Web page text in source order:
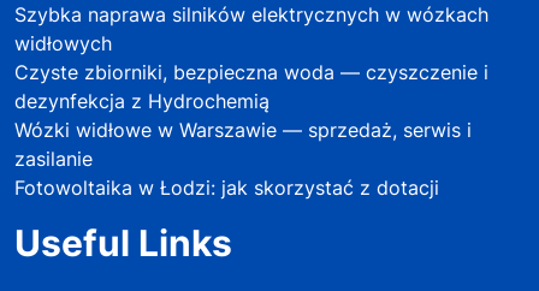
Szybka naprawa silników elektrycznych w wózkach
widłowych
Czyste zbiorniki, bezpieczna woda — czyszczenie i
dezynfekcja z Hydrochemią
Wózki widłowe w Warszawie — sprzedaż, serwis i
zasilanie
Fotowoltaika w Łodzi: jak skorzystać z dotacji
Useful Links